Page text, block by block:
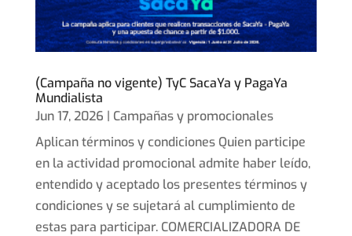
(Campaña no vigente) TyC SacaYa y PagaYa
Mundialista
Jun 17, 2026 | Campañas y promocionales
Aplican términos y condiciones Quien participe
en la actividad promocional admite haber leído,
entendido y aceptado los presentes términos y
condiciones y se sujetará al cumplimiento de
estas para participar. COMERCIALIZADORA DE